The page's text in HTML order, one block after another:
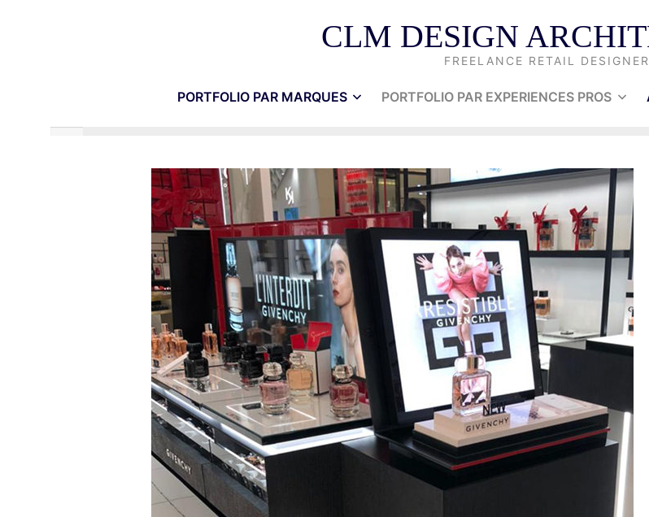
CLM DESIGN
FREELANCE RETAIL DESIGNER
PORTFOLIO PAR MARQUES PORTFOLIO PAR EXPERIENCES PROS